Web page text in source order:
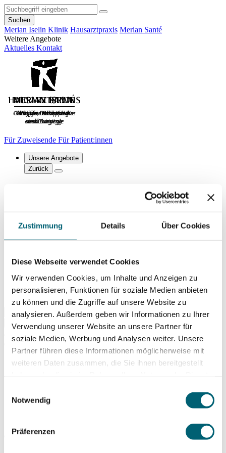
Zustimmung Details Über Cookies
Diese Webseite verwendet Cookies
Wir verwenden Cookies, um Inhalte und Anzeigen zu
personalisieren, Funktionen für soziale Medien anbieten
zu können und die Zugriffe auf unsere Website zu
analysieren. Außerdem geben wir Informationen zu Ihrer
Verwendung unserer Website an unsere Partner für
soziale Medien, Werbung und Analysen weiter. Unsere
Partner führen diese Informationen möglicherweise mit
weiteren Daten zusammen, die Sie ihnen bereitgestellt
Notwendig
Präferenzen
Suchen
Merian Iselin Klinik Hausarztpraxis Merian Santé
Weitere Angebote
Aktuelles Kontakt
Für Zuweisende Für Patient:innen
Unsere Angebote
Zurück
Physio
Prävention & Coaching
Zur Übersicht
Unser Gesundheitszentrum
Unsere Partner:innen
Suchen